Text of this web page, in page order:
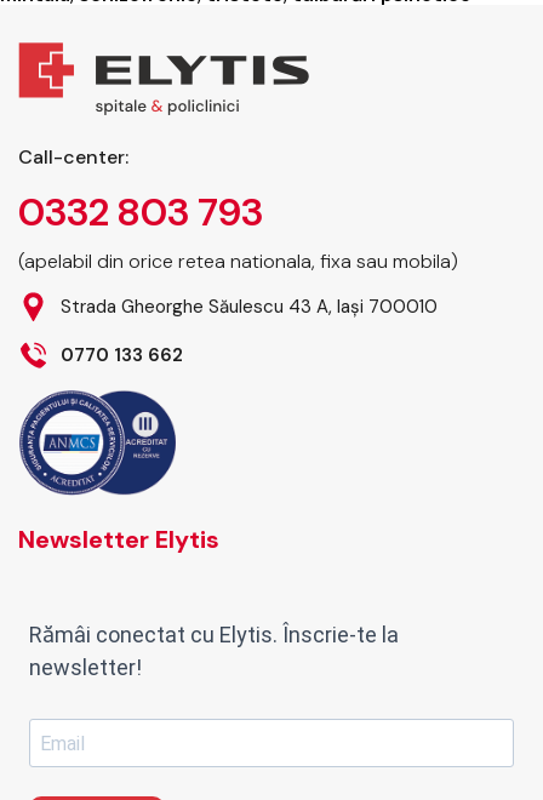
copilului
Call-center:
0332 803 793
(apelabil din orice retea nationala, fixa sau mobila)
Strada Gheorghe Săulescu 43 A, Iași 700010
0770 133 662
Newsletter Elytis
Rămâi conectat cu Elytis. Înscrie-te la
newsletter!